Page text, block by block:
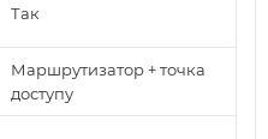
Так
Маршрутизатор + точка
доступу